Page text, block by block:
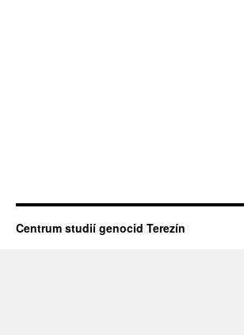
Centrum studií genocid Terezín